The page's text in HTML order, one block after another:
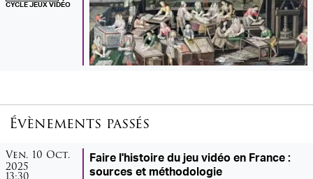
CYCLE JEUX VIDÉO
Évènements passés
vendredi
Ven. 10 octobre
Oct.
2025
Faire l'histoire du jeu vidéo en France :
sources et méthodologie